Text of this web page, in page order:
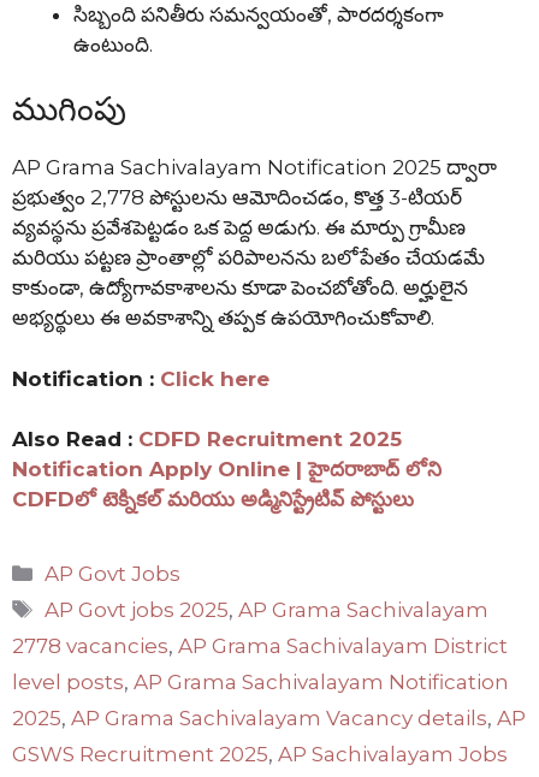
సిబ్బంది పనితీరు సమన్వయంతో, పారదర్శకంగా
ఉంటుంది.
ముగింపు
AP Grama Sachivalayam Notification 2025 ద్వారా
ప్రభుత్వం 2,778 పోస్టులను ఆమోదించడం, కొత్త 3-టియర్‌
వ్యవస్థను ప్రవేశపెట్టడం ఒక పెద్ద అడుగు. ఈ మార్పు గ్రామీణ
మరియు పట్టణ ప్రాంతాల్లో పరిపాలనను బలోపేతం చేయడమే
కాకుండా, ఉద్యోగావకాశాలను కూడా పెంచబోతోంది. అర్హులైన
అభ్యర్థులు ఈ అవకాశాన్ని తప్పక ఉపయోగించుకోవాలి.
Notification : Click here
Also Read : CDFD Recruitment 2025
Notification Apply Online | హైదరాబాద్ లోని
CDFDలో టెక్నికల్ మరియు అడ్మినిస్ట్రేటివ్ పోస్టులు
Categories
AP Govt Jobs
Tags
AP Govt jobs 2025,AP Grama Sachivalayam
2778 vacancies, AP Grama Sachivalayam District
level posts, AP Grama Sachivalayam Notification
2025, AP Grama Sachivalayam Vacancy details, AP
GSWS Recruitment 2025, AP Sachivalayam Jobs